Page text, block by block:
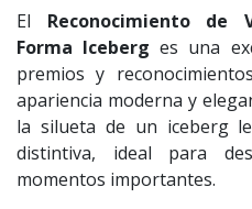
El Reconocimiento de
Forma Iceberg es una
premios y
apariencia moderna y
la silueta de un iceberg
distintiva, ideal para
momentos importantes.